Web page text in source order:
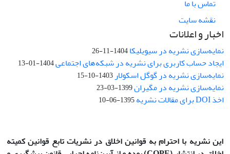
تماس با ما
نقشه سایت
اخبار و اعلانات
نمایه‌سازی نشریه در سیویلیکا1404-11-26
ایجاد حساب کاربری برای نشریه در شبکه‌های اجتماعی1404-01-13
نمایه‌سازی نشریه در گوگل اسکولار 1403-10-15
نمایه‌سازی نشریه در مگیران1399-03-23
اخذ DOI برای مقالات نشریه 1395-06-10
این نشریه با احترام به قوانین اخلاق در نشریات تابع قوانین کمیته